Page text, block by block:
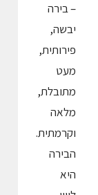
– בירה
יבשה,
פירותית,
מעט
מתובלת,
מלאה
וקרמתית.
הבירה
היא